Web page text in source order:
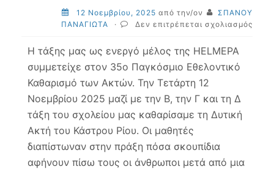
12 Νοεμβρίου, 2025 από την/ον
ΣΠΑΝΟΥ
ΠΑΝΑΓΙΩΤΑ
· Δεν επιτρέπεται σχολιασμός
Η τάξης μας ως ενεργό μέλος της HELMEPA
συμμετείχε στον 35ο Παγκόσμιο Εθελοντικό
Καθαρισμό των Ακτών. Την Τετάρτη 12
Νοεμβρίου 2025 μαζί με την Β, την Γ και τη Δ
τάξη του σχολείου μας καθαρίσαμε τη Δυτική
Ακτή του Κάστρου Ρίου. Οι μαθητές
διαπίστωναν στην πράξη πόσα σκουπίδια
αφήνουν πίσω τους οι άνθρωποι μετά από μια